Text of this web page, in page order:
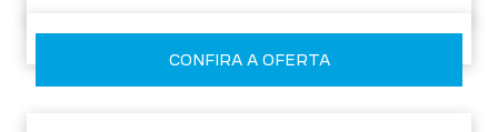
CONFIRA A OFERTA